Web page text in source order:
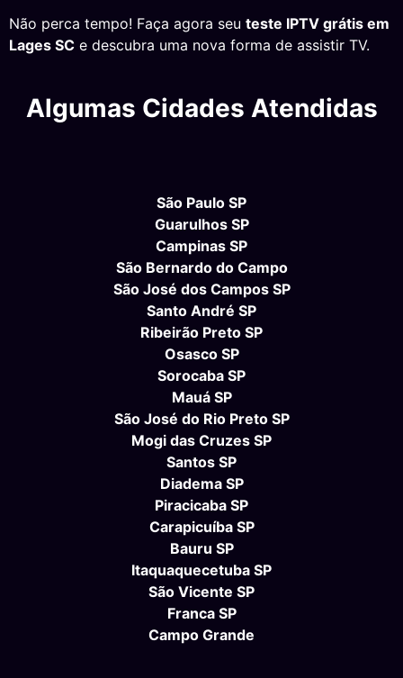
Não perca tempo! Faça agora seu teste IPTV grátis em
Lages SC e descubra uma nova forma de assistir TV.
Algumas Cidades Atendidas
São Paulo SP
Guarulhos SP
Campinas SP
São Bernardo do Campo
São José dos Campos SP
Santo André SP
Ribeirão Preto SP
Osasco SP
Sorocaba SP
Mauá SP
São José do Rio Preto SP
Mogi das Cruzes SP
Santos SP
Diadema SP
Piracicaba SP
Carapicuíba SP
Bauru SP
Itaquaquecetuba SP
São Vicente SP
Franca SP
Campo Grande